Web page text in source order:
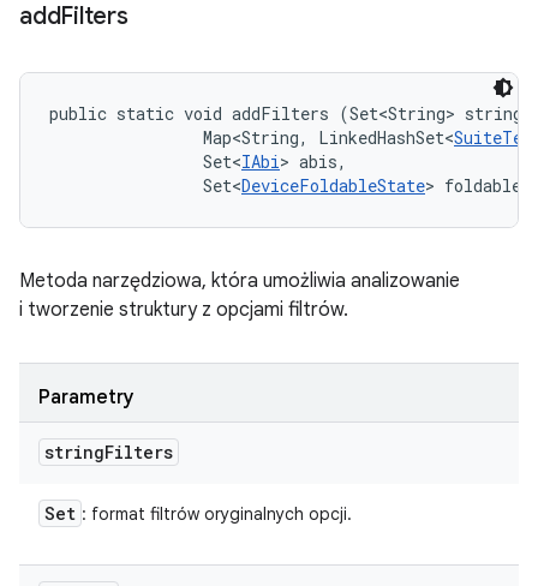
addFilters
public static void addFilters (Set<String>
                Map<String, LinkedHashSet<
                Set<
IAbi> abis,
                Set<
DeviceFoldableState>
Metoda narzędziowa, która umożliwia analizowanie
i tworzenie struktury z opcjami filtrów.
Parametry
stringFilters
Set : format filtrów oryginalnych opcji.